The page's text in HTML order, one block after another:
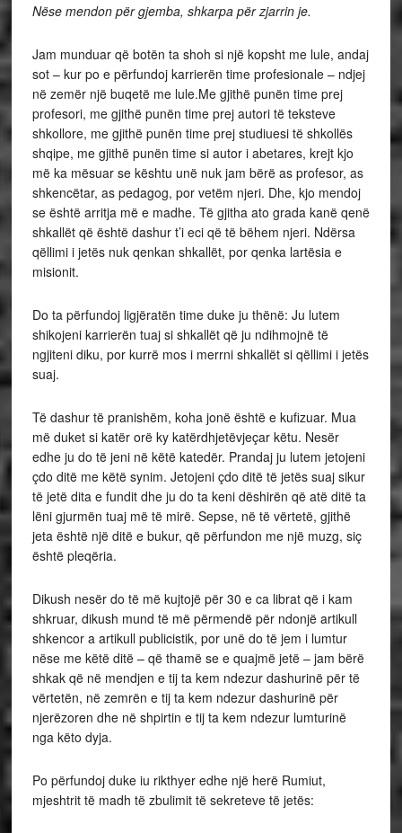
Nëse mendon për gjemba, shkarpa për zjarrin je.
Jam munduar që botën ta shoh si një kopsht me lule, andaj
sot – kur po e përfundoj karrierën time profesionale – ndjej
në zemër një buqetë me lule.Me gjithë punën time prej
profesori, me gjithë punën time prej autori të teksteve
shkollore, me gjithë punën time prej studiuesi të shkollës
shqipe, me gjithë punën time si autor i abetares, krejt kjo
më ka mësuar se kështu unë nuk jam bërë as profesor, as
shkencëtar, as pedagog, por vetëm njeri. Dhe, kjo mendoj
se është arritja më e madhe. Të gjitha ato grada kanë qenë
shkallët që është dashur t’i eci që të bëhem njeri. Ndërsa
qëllimi i jetës nuk qenkan shkallët, por qenka lartësia e
misionit.
Do ta përfundoj ligjëratën time duke ju thënë: Ju lutem
shikojeni karrierën tuaj si shkallët që ju ndihmojnë të
ngjiteni diku, por kurrë mos i merrni shkallët si qëllimi i jetës
suaj.
Të dashur të pranishëm, koha jonë është e kufizuar. Mua
më duket si katër orë ky katërdhjetëvjeçar këtu. Nesër
edhe ju do të jeni në këtë katedër. Prandaj ju lutem jetojeni
çdo ditë me këtë synim. Jetojeni çdo ditë të jetës suaj sikur
të jetë dita e fundit dhe ju do ta keni dëshirën që atë ditë ta
lëni gjurmën tuaj më të mirë. Sepse, në të vërtetë, gjithë
jeta është një ditë e bukur, që përfundon me një muzg, siç
është pleqëria.
Dikush nesër do të më kujtojë për 30 e ca librat që i kam
shkruar, dikush mund të më përmendë për ndonjë artikull
shkencor a artikull publicistik, por unë do të jem i lumtur
nëse me këtë ditë – që thamë se e quajmë jetë – jam bërë
shkak që në mendjen e tij ta kem ndezur dashurinë për të
vërtetën, në zemrën e tij ta kem ndezur dashurinë për
njerëzoren dhe në shpirtin e tij ta kem ndezur lumturinë
nga këto dyja.
Po përfundoj duke iu rikthyer edhe një herë Rumiut,
mjeshtrit të madh të zbulimit të sekreteve të jetës: